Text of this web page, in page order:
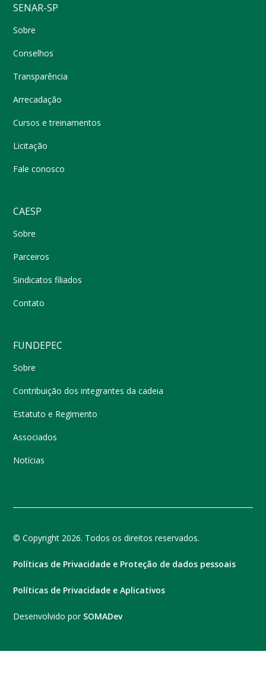
SENAR-SP
Sobre
Conselhos
Transparência
Arrecadação
Cursos e treinamentos
Licitação
Fale conosco
CAESP
Sobre
Parceiros
Sindicatos filiados
Contato
FUNDEPEC
Sobre
Contribuição dos integrantes da cadeia
Estatuto e Regimento
Associados
Notícias
© Copyright 2026. Todos os direitos reservados.
Políticas de Privacidade e Proteção de dados pessoais
Políticas de Privacidade e Aplicativos
Desenvolvido por SOMADev